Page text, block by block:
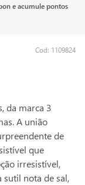
e acumule pontos
: 1109824
da marca 3
A união
de
que
irresistível,
sutil nota de sal,